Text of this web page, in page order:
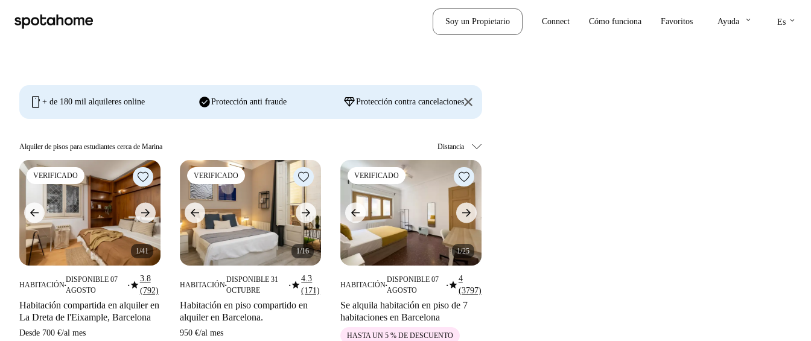
Soy un Propietario Connect Cómo funciona Favoritos Ayuda keyboard_arrow_down Es keyboard_arrow_down
mobile + de 180 mil alquileres online check_circleProtección anti fraude diamondProtección contra cancelaciones
Alquiler de pisos para estudiantes cerca de Marina
VERIFICADO
1/41
HABITACIÓN■
DISPONIBLE 07
AGOSTO
■star3.8
(792)
Habitación compartida en alquiler en
La Dreta de l'Eixample, Barcelona
Desde 700 €/al mes
VERIFICADO
1/16
HABITACIÓN■
DISPONIBLE 31
OCTUBRE
■star4.3
(171)
Habitación en piso compartido en
alquiler en Barcelona.
950 €/al mes
VERIFICADO
1/25
HABITACIÓN■
DISPONIBLE 07
AGOSTO
■star4
(3797)
Se alquila habitación en piso de 7
habitaciones en Barcelona
HASTA UN 5 % DE DESCUENTO